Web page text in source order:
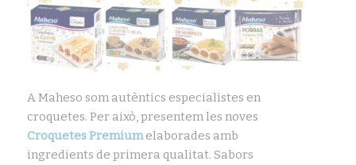
A Maheso som autèntics especialistes en
croquetes. Per això, presentem les noves
Croquetes Premiumelaborades amb
ingredients de primera qualitat. Sabors